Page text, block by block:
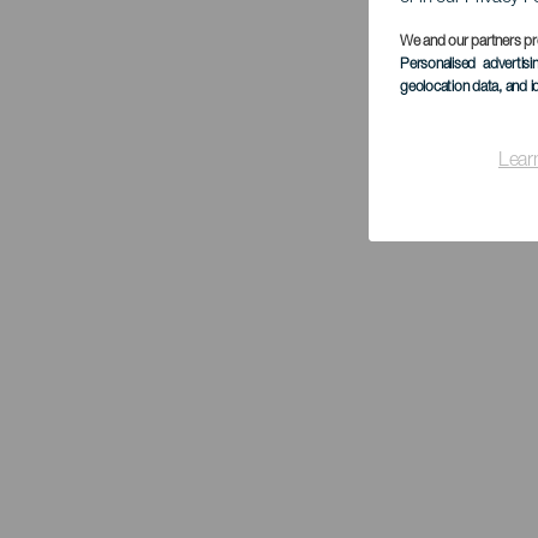
We and our partners
Personalised
geolocation data, and